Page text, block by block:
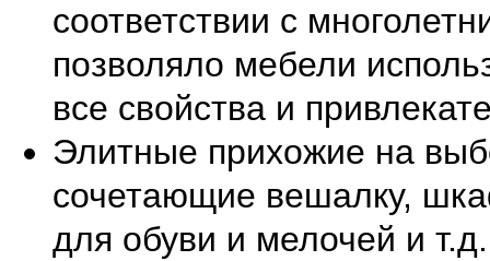
соответствии с
позволяло мебели
все свойства и
Элитные прихожие на
сочетающие вешалку,
для обуви и мелочей и